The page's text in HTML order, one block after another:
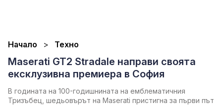
Начало Техно
Maserati GT2 Stradale направи своята
ексклузивна премиера в София
В годината на 100-годишнината на емблематичния
Тризъбец, шедьовърът на Maserati пристигна за първи път